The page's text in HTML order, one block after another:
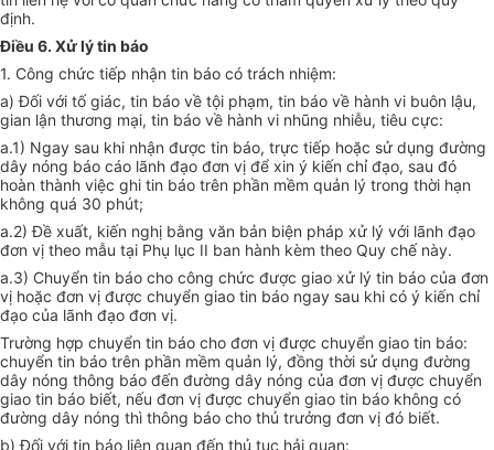
định.
Điều 6. Xử lý tin báo
1. Công chức tiếp nhận tin báo có trách nhiệm:
a) Đối với tố giác, tin báo về tội phạm, tin báo về hành vi buôn lậu,
gian lận thương mại, tin báo về hành vi nhũng nhiễu, tiêu cực:
a.1) Ngay sau khi nhận được tin báo, trực tiếp hoặc sử dụng đường
dây nóng báo cáo lãnh đạo đơn vị để xin ý kiến chỉ đạo, sau đó
hoàn thành việc ghi tin báo trên phần mềm quản lý trong thời hạn
không quá 30 phút;
a.2) Đề xuất, kiến nghị bằng văn bản biện pháp xử lý với lãnh đạo
đơn vị theo mẫu tại Phụ lục II ban hành kèm theo Quy chế này.
a.3) Chuyển tin báo cho công chức được giao xử lý tin báo của đơn
vị hoặc đơn vị được chuyển giao tin báo ngay sau khi có ý kiến chỉ
đạo của lãnh đạo đơn vị.
Trường hợp chuyển tin báo cho đơn vị được chuyển giao tin báo:
chuyển tin báo trên phần mềm quản lý, đồng thời sử dụng đường
dây nóng thông báo đến đường dây nóng của đơn vị được chuyển
giao tin báo biết, nếu đơn vị được chuyển giao tin báo không có
đường dây nóng thì thông báo cho thủ trưởng đơn vị đó biết.
b) Đối với tin báo liên quan đến thủ tục hải quan: